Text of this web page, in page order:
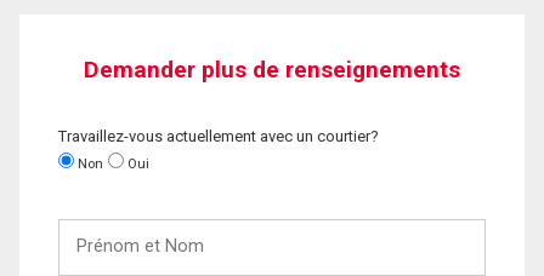
Demander plus de renseignements
Travaillez-vous actuellement avec un courtier?
Non Oui